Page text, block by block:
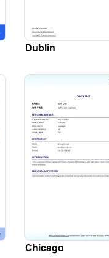
Dublin
Chicago